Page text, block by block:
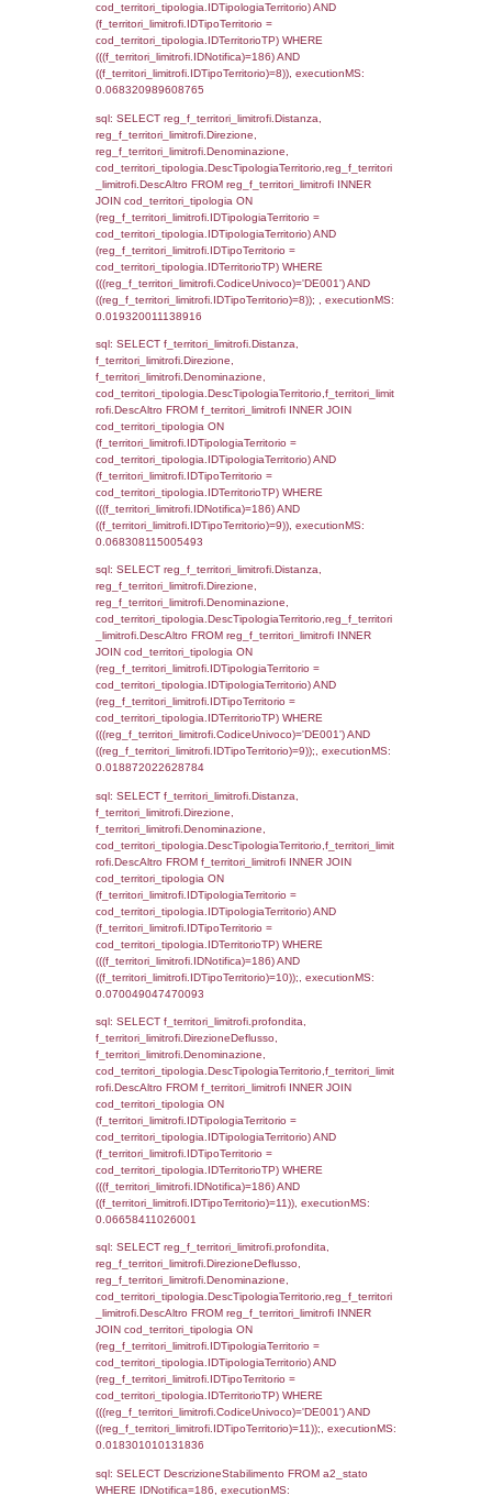
((f_territori_limitrofi.IDNotifica) = 186 ) AND
cod_territori_tipologia.IDTerritorioTP = 1)
executionMS: 0.053851842880249
sql: SELECT f_territori_limitrofi.Distanza,
f_territori_limitrofi.Direzione,
f_territori_limitrofi.Denominazione,
f_territori_limitrofi.DescAltro,
f_territori_limitrofi INNER JOIN
(f_territori_limitrofi.IDTipologiaTerritorio =
cod_territori_tipologia.IDTipologiaTerritorio)
cod_territori_tipologia.IDTerritorioTP)
(((f_territori_limitrofi.IDNotifica)=186) AND
((f_territori_limitrofi.IDTipoTerritorio)=2)),
0.06853199005127
sql: SELECT f_territori_limitrofi.Distanza,
f_territori_limitrofi.Direzione,
f_territori_limitrofi.Denominazione,
f_territori_limitrofi.DescAltro FROM
JOIN cod_territori_tipologia ON
(f_territori_limitrofi.IDTipologiaTerritorio =
cod_territori_tipologia.IDTipologiaTerritorio)
(f_territori_limitrofi.IDTipoTerritorio =
cod_territori_tipologia.IDTerritorioTP)
(((f_territori_limitrofi.IDNotifica)=186) AND
((f_territori_limitrofi.IDTipoTerritorio)=3)),
sql: SELECT f_territori_limitrofi.Distanza,
f_territori_limitrofi.Direzione,
f_territori_limitrofi.Denominazione,
rofi.DescAltro FROM f_territori_limitrofi
cod_territori_tipologia ON
(f_territori_limitrofi.IDTipologiaTerritorio =
cod_territori_tipologia.IDTipologiaTerritorio)
(f_territori_limitrofi.IDTipoTerritorio =
cod_territori_tipologia.IDTerritorioTP)
(((f_territori_limitrofi.IDNotifica)=186) AND
((f_territori_limitrofi.IDTipoTerritorio)=4)),
0.072220802307129
sql: SELECT f_territori_limitrofi.Distanza,
f_territori_limitrofi.Direzione,
f_territori_limitrofi.Denominazione,
f_territori_limitrofi.DescAltro FROM
JOIN cod_territori_tipologia ON
(f_territori_limitrofi.IDTipologiaTerritorio =
cod_territori_tipologia.IDTipologiaTerritorio)
(f_territori_limitrofi.IDTipoTerritorio =
cod_territori_tipologia.IDTerritorioTP)
(((f_territori_limitrofi.IDNotifica)=186) AND
((f_territori_limitrofi.IDTipoTerritorio)=5)),
0.070240020751953